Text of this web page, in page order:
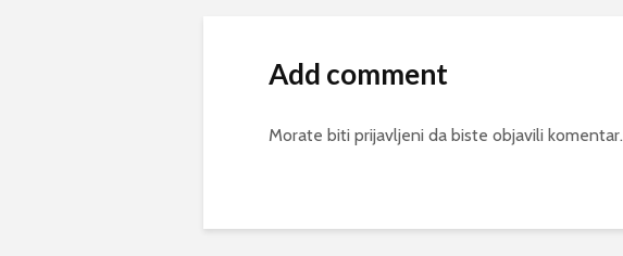
Add comment
Morate biti prijavljeni da biste objavili komentar.